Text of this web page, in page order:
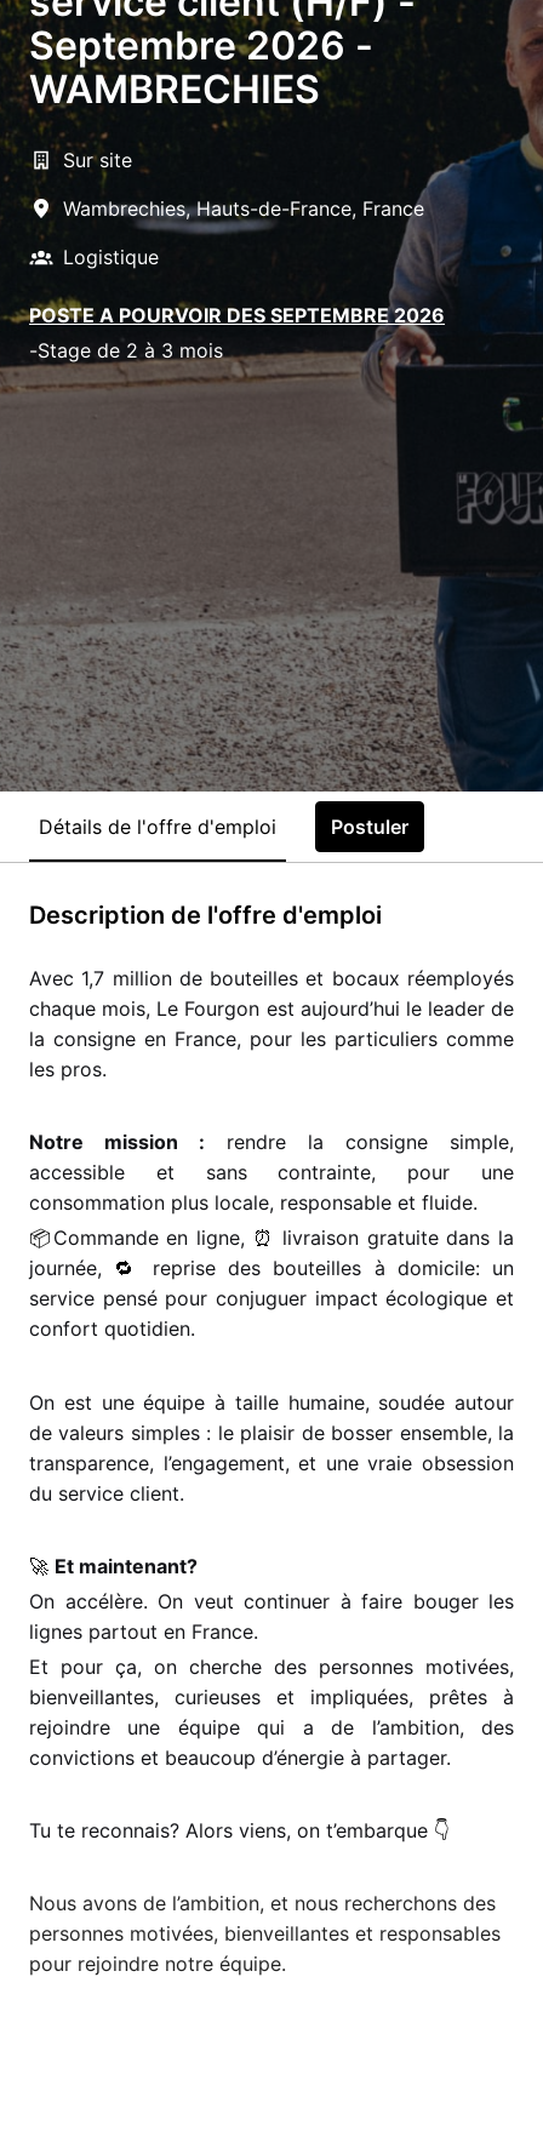
Septembre 2026 -
WAMBRECHIES
Sur site
Wambrechies, Hauts-de-France, France
Logistique
POSTE A POURVOIR DES SEPTEMBRE 2026
-Stage de 2 à 3 mois
Détails de l'offre d'emploi Postuler
Description de l'offre d'emploi
Avec 1,7 million de bouteilles et bocaux réemployés
chaque mois, Le Fourgon est aujourd’hui le leader de
la consigne en France, pour les particuliers comme
les pros.
Notre mission : rendre la consigne simple,
accessible et sans contrainte, pour une
consommation plus locale, responsable et fluide.
📦 Commande en ligne, ⏰ livraison gratuite dans la
journée, 🔁 reprise des bouteilles à domicile: un
service pensé pour conjuguer impact écologique et
confort quotidien.
On est une équipe à taille humaine, soudée autour
de valeurs simples : le plaisir de bosser ensemble, la
transparence, l’engagement, et une vraie obsession
du service client.
🚀 Et maintenant?
On accélère. On veut continuer à faire bouger les
lignes partout en France.
Et pour ça, on cherche des personnes motivées,
bienveillantes, curieuses et impliquées, prêtes à
rejoindre une équipe qui a de l’ambition, des
convictions et beaucoup d’énergie à partager.
Tu te reconnais? Alors viens, on t’embarque 👇
Nous avons de l’ambition, et nous recherchons des
personnes motivées, bienveillantes et responsables
pour rejoindre notre équipe.